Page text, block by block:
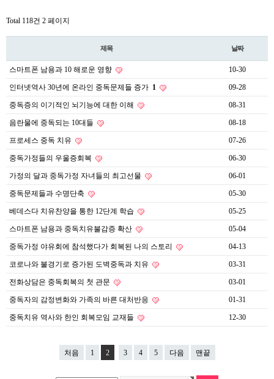
Total 118건 2 페이지
제목 날짜
스마트폰 남용과 10 해로운 영향 10-30
인터넷역사 30년에 온라인 중독문제들 증가 1 09-28
중독증의 이기적인 뇌기능에 대한 이해 08-31
음란물에 중독되는 10대들 08-18
프로세스 중독 치유 07-26
중독가정들의 우울증회복 06-30
가정의 달과 중독가정 자녀들의 최고선물 06-01
중독문제들과 수명단축 05-30
베데스다 치유찬양을 통한 12단계 학습 05-25
스마트폰 남용과 중독치유불감증 확산 05-04
중독가정 야유회에 참석했다가 회복된 나의 스토리 04-13
코로나와 불경기로 증가된 도벽중독과 치유 03-31
전화상담은 중독회복의 첫 관문 03-01
중독자의 감정변화와 가족의 바른 대처반응 01-31
중독치유 역사와 한인 회복모임 교재들 12-30
처음 1 2 3 4 5 다음 맨끝